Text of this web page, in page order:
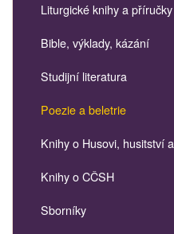
Liturgické knihy a
Bible, výklady, kázání
Studijní literatura
Poezie a beletrie
Knihy o Husovi, husitství
Knihy o CČSH
Sborníky